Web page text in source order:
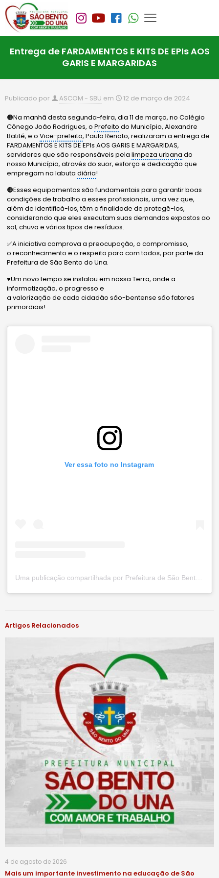
Entrega de FARDAMENTOS E KITS DE EPIs AOS
GARIS E MARGARIDAS
Publicado por ASCOM - SBU em 12 de março de 2024
🟠Na manhã desta segunda-feira, dia 11 de março, no Colégio
Cônego João Rodrigues, oPrefeito do Município, Alexandre
Batité, e oVice-prefeito, Paulo Renato, realizaram a entrega de
FARDAMENTOS E KITS DE EPIs AOS GARIS E MARGARIDAS,
servidores que são responsáveis pelalimpeza urbana do
nosso Município, através do suor, esforço e dedicação que
empregam na labutadiária!
🟠Esses equipamentos são fundamentais para garantir boas
condições de trabalho a esses profissionais, uma vez que,
além de identificá-los, têm a finalidade de protegê-los,
considerando que eles executam suas demandas expostos ao
sol, chuva e vários tipos de resíduos.
✅A iniciativa comprova a preocupação, o compromisso,
o reconhecimento e o respeito para com todos, por parte da
Prefeitura de São Bento do Una.
♥️Um novo tempo se instalou em nossa Terra, onde a
informatização, o progresso e
a valorização de cada cidadão são-bentense são fatores
primordiais!
Ver essa foto no Instagram
#notíciassbu
Artigos Relacionados
4 de agosto de 2026
Mais um importante investimento na educação de São